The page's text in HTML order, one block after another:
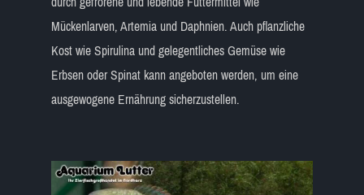
Mückenlarven, Artemia und Daphnien. Auch pflanzliche
Kost wie Spirulina und gelegentliches Gemüse wie
Erbsen oder Spinat kann angeboten werden, um eine
ausgewogene Ernährung sicherzustellen.